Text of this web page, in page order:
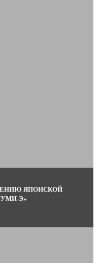
ЯПОНСКОЙ
Э»